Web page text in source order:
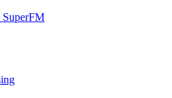
SuperFM